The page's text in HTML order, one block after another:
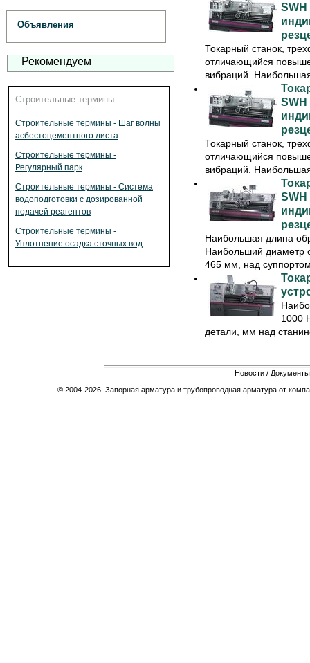
Объявления
Рекомендуем
Строительные термины
Строительные термины - Шаг волны
асбестоцементного листа
Строительные термины -
Регулярный парк
Строительные термины - Система
водоподготовки с дозированной
подачей реагентов
Строительные термины -
Уплотнение осадка сточных вод
Токарный станок,
отличающийся
вибраций.
Токарный станок,
отличающийся
вибраций.
Наибольшая длина
Наибольший диаметр
465 мм, над
1000
детали, мм над
Новости / Документы
© 2004-2026. Запорная арматура и трубопроводная арматура от